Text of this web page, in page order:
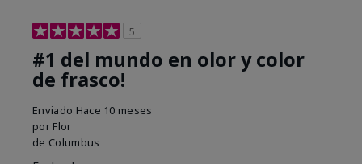
5
#1 del mundo en olor y color
de frasco!
Enviado Hace 10 meses
por Flor
de Columbus